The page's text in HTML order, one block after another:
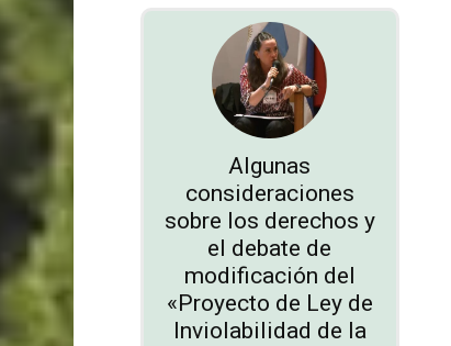
Algunas
consideraciones
sobre los derechos y
el debate de
modificación del
«Proyecto de Ley de
Inviolabilidad de la